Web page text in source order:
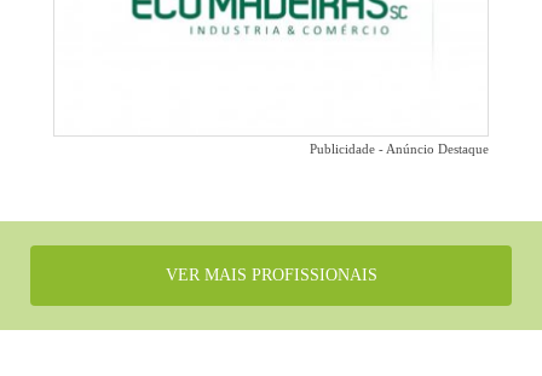
Publicidade - Anúncio Destaque
VER MAIS PROFISSIONAIS